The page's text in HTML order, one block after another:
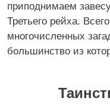
приподнимаем
Третьего рейха.
многочисленных
большинство из